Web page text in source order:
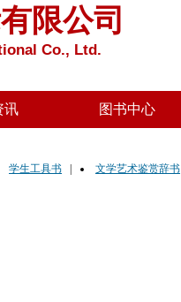
限公司
Co., Ltd.
讯 图书中心
学生工具书 文学艺术鉴赏辞书